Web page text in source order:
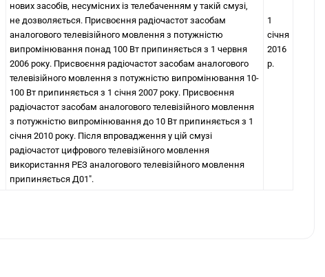
нових засобів, несумісних із телебаченням у такій смузі,
не дозволяється. Присвоєння радіочастот засобам
аналогового телевізійного мовлення з потужністю
випромінювання понад 100 Вт припиняється з 1 червня
2006 року. Присвоєння радіочастот засобам аналогового
телевізійного мовлення з потужністю випромінювання 10-
100 Вт припиняється з 1 січня 2007 року. Присвоєння
радіочастот засобам аналогового телевізійного мовлення
з потужністю випромінювання до 10 Вт припиняється з 1
січня 2010 року. Після впровадження у цій смузі
радіочастот цифрового телевізійного мовлення
використання РЕЗ аналогового телевізійного мовлення
припиняється Д01".
1
січня
2016
р.